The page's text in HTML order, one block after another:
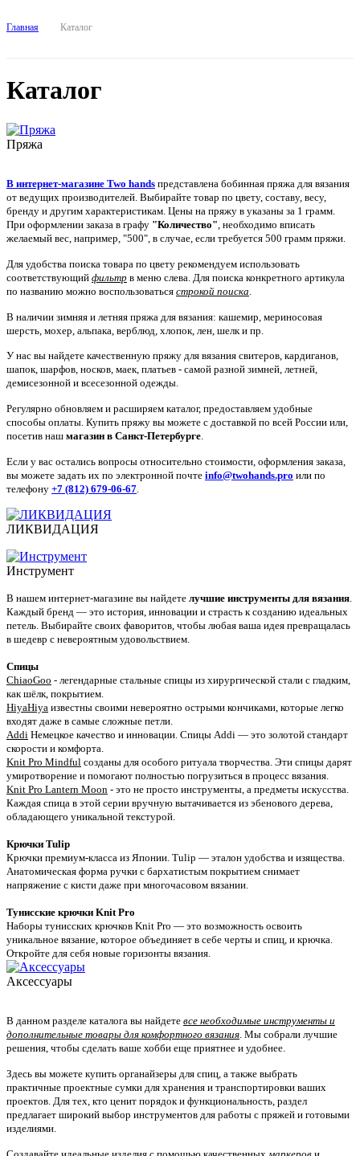
Главная Каталог
Каталог
Пряжа
В интернет-магазине Two hands представлена бобинная пряжа для вязания
от ведущих производителей. Выбирайте товар по цвету, составу, весу,
бренду и другим характеристикам. Цены на пряжу в указаны за 1 грамм.
При оформлении заказа в графу "Количество" , необходимо вписать
желаемый вес, например, "500", в случае, если требуется 500 грамм пряжи.
Для удобства поиска товара по цвету рекомендуем использовать
соответствующий фильтр в меню слева. Для поиска конкретного артикула
по названию можно воспользоваться строкой поиска
В наличии зимняя и летняя пряжа для вязания: кашемир, мериносовая
шерсть, мохер, альпака, верблюд, хлопок, лен, шелк и пр.
У нас вы найдете качественную пряжу для вязания свитеров, кардиганов,
шапок, шарфов, носков, маек, платьев - самой разной зимней, летней,
демисезонной и всесезонной одежды.
Регулярно обновляем и расширяем каталог, предоставляем удобные
способы оплаты. Купить пряжу вы можете с доставкой по всей России или,
посетив наш магазин в Санкт-Петербурге.
Если у вас остались вопросы относительно стоимости, оформления заказа,
вы можете задать их по электронной почте info@twohands.pro или по
телефону +7 (812) 679-06-67.
ЛИКВИДАЦИЯ
Инструмент
В нашем интернет-магазине вы найдете лучшие инструменты для вязания.
Каждый бренд — это история, инновации и страсть к созданию идеальных
петель. Выбирайте своих фаворитов, чтобы любая ваша идея превращалась
в шедевр с невероятным удовольствием.
Спицы
ChiaoGoo - легендарные стальные спицы из хирургической стали с гладким,
как шёлк, покрытием.
HiyaHiya известны своими невероятно острыми кончиками, которые легко
входят даже в самые сложные петли.
Addi Немецкое качество и инновации. Спицы Addi — это золотой стандарт
скорости и комфорта.
Knit Pro Mindful созданы для особого ритуала творчества. Эти спицы дарят
умиротворение и помогают полностью погрузиться в процесс вязания.
Knit Pro Lantern Moon - это не просто инструменты, а предметы искусства.
Каждая спица в этой серии вручную вытачивается из эбенового дерева,
обладающего уникальной текстурой.
Крючки Tulip
Крючки премиум-класса из Японии. Tulip — эталон удобства и изящества.
Анатомическая форма ручки с бархатистым покрытием снимает
напряжение с кисти даже при многочасовом вязании.
Тунисские крючки Knit Pro
Наборы тунисских крючков Knit Pro — это возможность освоить
уникальное вязание, которое объединяет в себе черты и спиц, и крючка.
Откройте для себя новые горизонты вязания.
Аксессуары
В данном разделе каталога вы найдете все необходимые инструменты и
дополнительные товары для комфортного вязания . Мы собрали лучшие
решения, чтобы сделать ваше хобби еще приятнее и удобнее.
Здесь вы можете купить органайзеры для спиц, а также выбрать
практичные проектные сумки для хранения и транспортировки ваших
проектов. Для тех, кто ценит порядок и функциональность, раздел
предлагает широкий выбор инструментов для работы с пряжей и готовыми
изделиями.